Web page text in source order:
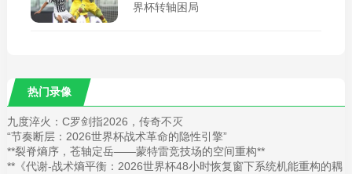
界杯转轴困局
热门录像
九度淬火：C罗剑指2026，传奇不灭
“节奏断层：2026世界杯战术革命的隐性引擎”
**裂脊熵序，苍轴定岳——蒙特雷竞技场的空间重构**
**《代谢-战术熵平衡：2026世界杯48小时恢复窗下系统机能重构的耦